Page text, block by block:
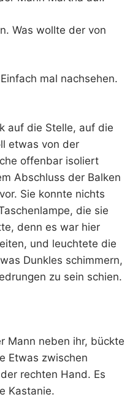
Was wollte der von
mal nachsehen.
auf die Stelle, auf die
etwas von der
offenbar isoliert
Abschluss der Balken
Sie konnte nichts
die sie
denn es war hier
und leuchtete die
Dunkles schimmern,
zu sein schien.
Mann neben ihr, bückte
Etwas zwischen
rechten Hand. Es
Kastanie.